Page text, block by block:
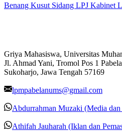
Benang Kusut Sidang LPJ Kabinet
Griya Mahasiswa, Universitas
Jl. Ahmad Yani, Tromol Pos 1
Sukoharjo, Jawa Tengah 57169
lpmpabelanums@gmail.com
Abdurrahman Muzaki (Media
Athifah Jauharah (Iklan dan